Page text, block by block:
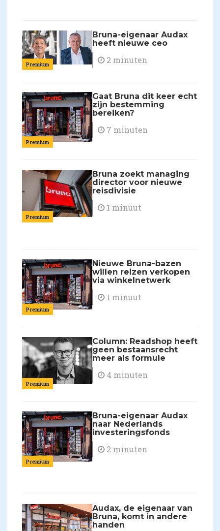
Premium
Bruna-eigenaar Audax
heeft nieuwe ceo
2 minuten
Premium
Gaat Bruna dit keer echt
zijn bestemming
bereiken?
7 minuten
Premium
Bruna zoekt managing
director voor nieuwe
reisdivisie
1 minuut
Premium
Nieuwe Bruna-bazen
willen reizen verkopen
via winkelnetwerk
1 minuut
Premium
Column: Readshop heeft
geen bestaansrecht
meer als formule
4 minuten
Premium
Bruna-eigenaar Audax
naar Nederlands
investeringsfonds
2 minuten
Audax, de eigenaar van
Bruna, komt in andere
handen